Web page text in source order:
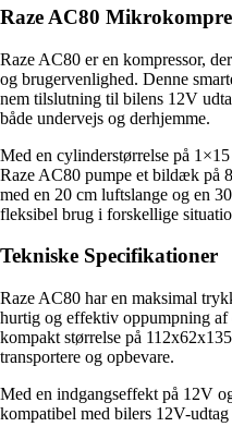
Raze AC80
Raze AC80 er en kompressor,
og brugervenlighed. Denne
nem tilslutning til bilens 12V
både undervejs og derhjemme.
Med en cylinderstørrelse på
Raze AC80 pumpe et bildæk på
med en 20 cm luftslange og en
fleksibel brug i forskellige
Tekniske Specifikationer
Raze AC80 har en maksimal
hurtig og effektiv oppumpning
kompakt størrelse på
transportere og opbevare.
Med en indgangseffekt på 12V
kompatibel med bilers 12V-